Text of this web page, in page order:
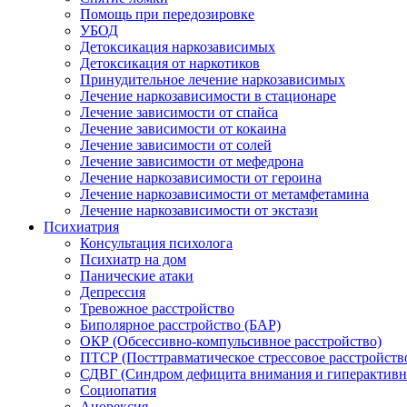
Помощь при передозировке
УБОД
Детоксикация наркозависимых
Детоксикация от наркотиков
Принудительное лечение наркозависимых
Лечение наркозависимости в стационаре
Лечение зависимости от спайса
Лечение зависимости от кокаина
Лечение зависимости от солей
Лечение зависимости от мефедрона
Лечение наркозависимости от героина
Лечение наркозависимости от метамфетамина
Лечение наркозависимости от экстази
Психиатрия
Консультация психолога
Психиатр на дом
Панические атаки
Депрессия
Тревожное расстройство
Биполярное расстройство (БАР)
ОКР (Обсессивно-компульсивное расстройство)
ПТСР (Посттравматическое стрессовое
СДВГ (Синдром дефицита внимания и
Социопатия